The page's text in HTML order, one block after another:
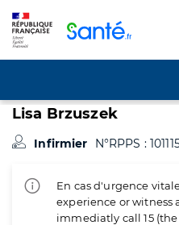
Lisa Brzuszek
Infirmier N°RPPS :
En cas d'urgence
experience or witness
immediatly call 15